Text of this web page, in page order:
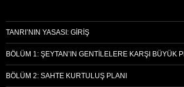
TANRI’NIN YASASI: GIRIŞ
BÖLÜM 1: ŞEYTAN’IN GENTILELERE KARŞI BÜYÜK
BÖLÜM 2: SAHTE KURTULUŞ PLANI